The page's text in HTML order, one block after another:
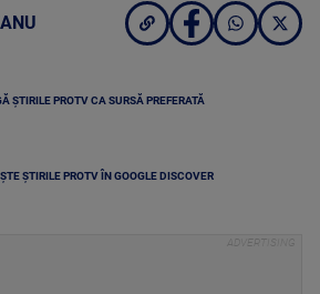
ȘTIRILE PROTV CA SURSĂ PREFERATĂ
ȘTIRILE PROTV ÎN GOOGLE DISCOVER